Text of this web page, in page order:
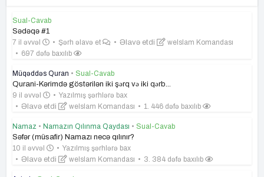
Sual-Cavab
Sədəqə #1
7 il əvvəl
Şərh əlavə et Əlavə etdi
weIslam Komandası
697 dəfə baxılıb
Müqəddəs Quran • Sual-Cavab
Qurani-Kərimdə göstərilən iki şәrq vә iki qәrb...
9 il əvvəl
Yazılmış şərhlərə bax
Əlavə etdi
weIslam Komandası 1. 446 dəfə baxılıb
Namaz • Namazın Qılınma Qaydası • Sual-Cavab
Səfər (müsafir) Namazı necə qılınır?
10 il əvvəl
Yazılmış şərhlərə bax
Əlavə etdi
weIslam Komandası 3. 384 dəfə baxılıb